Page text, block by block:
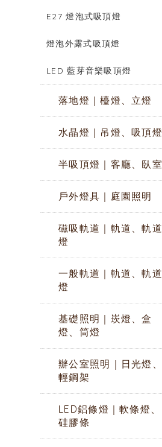
E27 燈泡式吸頂燈
燈泡外露式吸頂燈
LED 藍芽音樂吸頂燈
落地燈｜檯燈、立燈
水晶燈｜吊燈、吸頂燈
半吸頂燈｜客廳、臥室
戶外燈具｜庭園照明
磁吸軌道｜軌道、軌道
燈
一般軌道｜軌道、軌道
燈
基礎照明｜崁燈、盒
燈、筒燈
辦公室照明｜日光燈、
輕鋼架
LED鋁條燈｜軟條燈、
硅膠條